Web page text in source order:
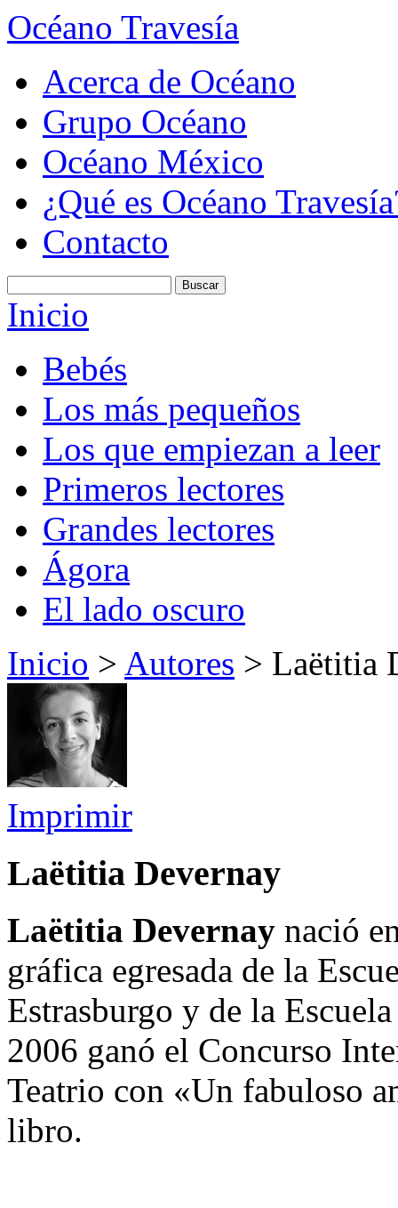
Océano Travesía
Acerca de Océano
Grupo Océano
Océano México
¿Qué es Océano
Contacto
Inicio
Bebés
Los más pequeños
Los que empiezan a leer
Primeros lectores
Grandes lectores
Ágora
El lado oscuro
Inicio > Autores > Laëtitia
Imprimir
Laëtitia Devernay
Laëtitia Devernay nació
gráfica egresada de la
Estrasburgo y de la
2006 ganó el Concurso
Teatrio con «Un fabuloso
libro.